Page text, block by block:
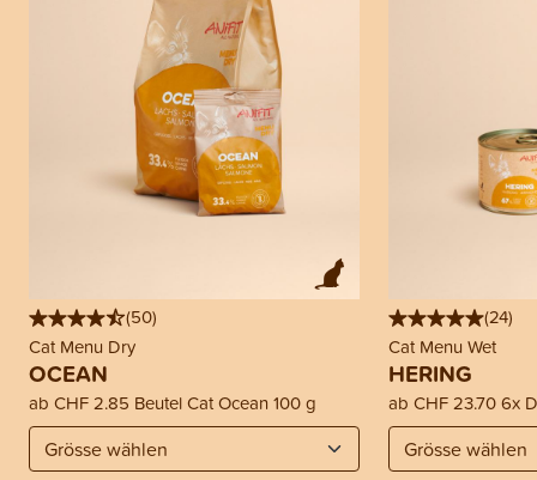
(50)
Cat Menu Dry
OCEAN
ab CHF 2.85 Beutel Cat Ocean 100 g
(24)
Cat Menu Wet
HERING
ab CHF 23.706x